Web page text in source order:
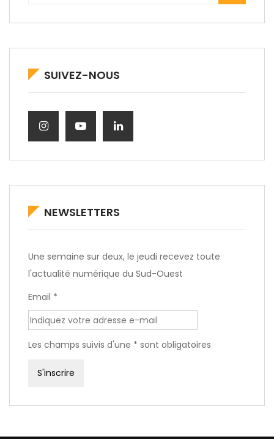
SUIVEZ-NOUS
NEWSLETTERS
Une semaine sur deux, le jeudi recevez toute
l'actualité numérique du Sud-Ouest
Email *
Les champs suivis d'une * sont obligatoires